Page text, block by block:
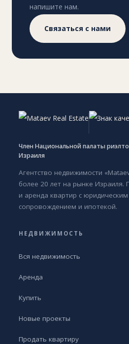
напишите нам.
Связаться с нами
Член Национальной палаты
Израиля
Агентство недвижимости
более 20 лет на рынке Израиля.
и аренда квартир с юридическим
сопровождением и ипотекой.
НЕДВИЖИМОСТЬ
Вся недвижимость
Аренда
Купить
Новые проекты
Продать квартиру